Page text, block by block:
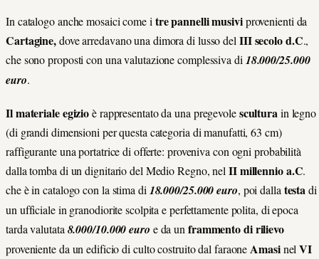
In catalogo anche mosaici come i tre pannelli musiviprovenienti da
Cartagine,dove arredavano una dimora di lusso del III secolo d.C.,
che sono proposti con una valutazione complessiva di 18.000/25.000
euro.
Il materiale egizioè rappresentato da una pregevolesculturain legno
(di grandi dimensioni per questa categoria di manufatti, 63 cm)
raffigurante una portatrice di offerte: proveniva con ogni probabilità
dalla tomba di un dignitario del Medio Regno, nel II millennio a.C.
che è in catalogo con la stima di 18.000/25.000 euro, poi dalla testadi
un ufficiale in granodiorite scolpita e perfettamente polita, di epoca
tarda valutata 8.000/10.000 euro e da un frammento di rilievo
proveniente da un edificio di culto costruito dal faraoneAmasinelVI